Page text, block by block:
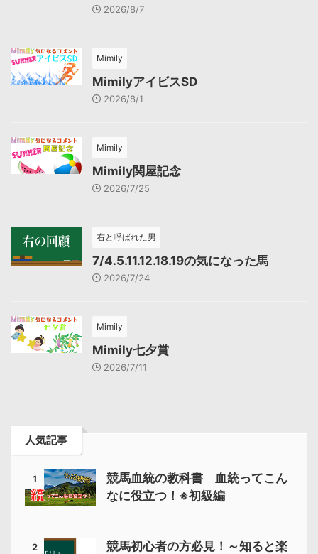
2026/8/7
Mimily
MimilyアイビスSD
2026/8/1
Mimily
Mimily関屋記念
2026/7/25
右と呼ばれた男
7/4.5.11.12.18.19の気になった馬
2026/7/24
Mimily
Mimily七夕賞
2026/7/11
人気記事
1
競馬血統の教科書 血統ってこん
なに役立つ！※初級編
2
競馬初心者の方必見！～知ると楽